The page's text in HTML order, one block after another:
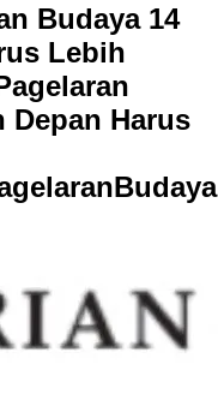
Budaya 14
Lebih
Depan Harus
gelaranBudaya